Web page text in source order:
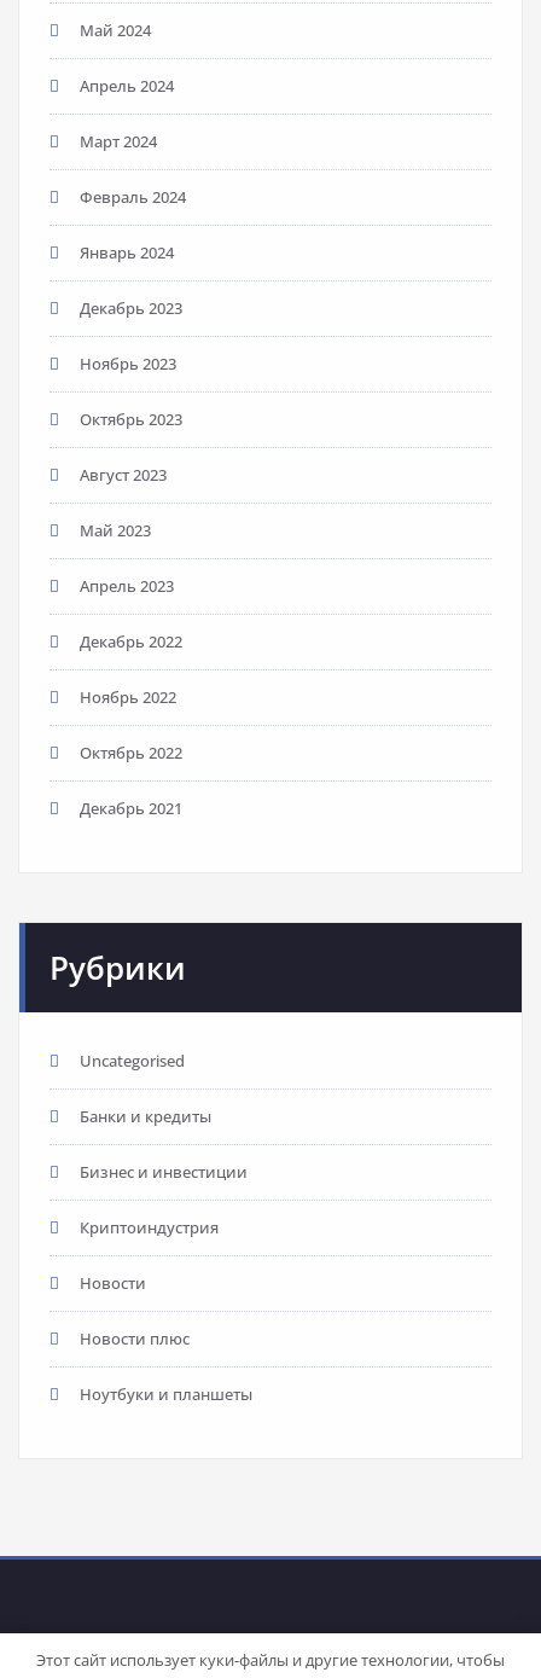
Май 2024
Апрель 2024
Март 2024
Февраль 2024
Январь 2024
Декабрь 2023
Ноябрь 2023
Октябрь 2023
Август 2023
Май 2023
Апрель 2023
Декабрь 2022
Ноябрь 2022
Октябрь 2022
Декабрь 2021
Рубрики
Uncategorised
Банки и кредиты
Бизнес и инвестиции
Криптоиндустрия
Новости
Новости плюс
Ноутбуки и планшеты
Этот сайт использует куки-файлы и другие технологии, чтобы